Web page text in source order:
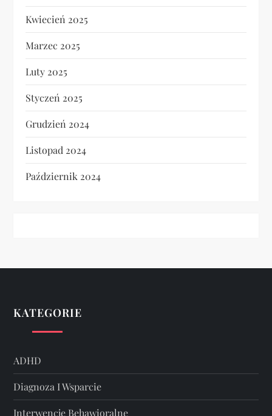
Kwiecień 2025
Marzec 2025
Luty 2025
Styczeń 2025
Grudzień 2024
Listopad 2024
Październik 2024
KATEGORIE
ADHD
Diagnoza I Wsparcie
Interwencje Behawioralne